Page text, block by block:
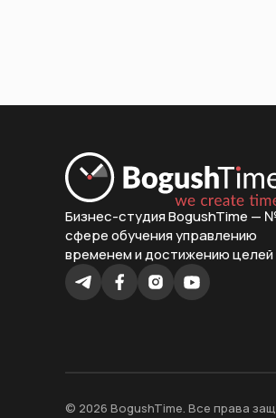
Бизнес-студия BogushTime —
сфере обучения управлению
временем и достижению целей
© 2026 BogushTime. Все права